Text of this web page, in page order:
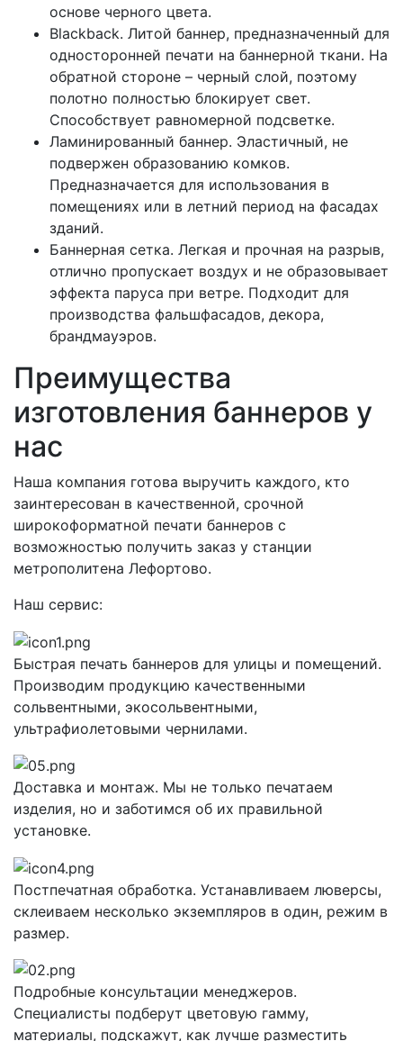
основе черного цвета.
Blackback. Литой баннер, предназначенный для
односторонней печати на баннерной ткани. На
обратной стороне – черный слой, поэтому
полотно полностью блокирует свет.
Способствует равномерной подсветке.
Ламинированный баннер. Эластичный, не
подвержен образованию комков.
Предназначается для использования в
помещениях или в летний период на фасадах
зданий.
Баннерная сетка. Легкая и прочная на разрыв,
отлично пропускает воздух и не образовывает
эффекта паруса при ветре. Подходит для
производства фальшфасадов, декора,
брандмауэров.
Преимущества
изготовления баннеров у
нас
Наша компания готова выручить каждого, кто
заинтересован в качественной, срочной
широкоформатной печати баннеров с
возможностью получить заказ у станции
метрополитена Лефортово.
Наш сервис:
Быстрая печать баннеров для улицы и помещений.
Производим продукцию качественными
сольвентными, экосольвентными,
ультрафиолетовыми чернилами.
Доставка и монтаж. Мы не только печатаем
изделия, но и заботимся об их правильной
установке.
Постпечатная обработка. Устанавливаем люверсы,
склеиваем несколько экземпляров в один, режим в
размер.
Подробные консультации менеджеров.
Специалисты подберут цветовую гамму,
материалы, подскажут, как лучше разместить